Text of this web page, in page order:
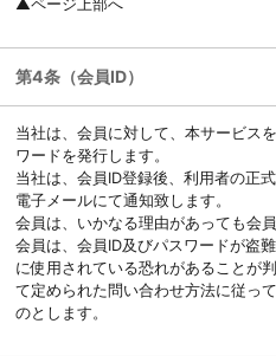
▲ページ上部へ
第4条（会員ID）
当社は、会員に対して、本サービス
ワードを発行します。
当社は、会員ID登録後、利用者の正
電子メールにて通知致します。
会員は、いかなる理由があっても会
会員は、会員ID及びパスワードが盗
に使用されている恐れがあることが
て定められた問い合わせ方法に従っ
のとします。